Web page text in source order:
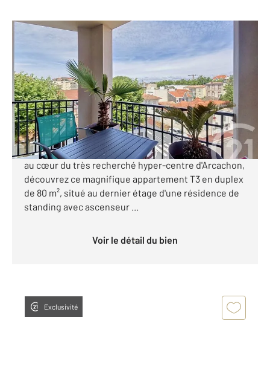
Ref : 859
Appartement T3 à vendre
692 000 €
[Appartement dernier étage avec terrasses - Hyper-
centre Arcachon - parking sécurisé] En exclusivité,
au cœur du très recherché hyper-centre d'Arcachon,
découvrez ce magnifique appartement T3 en duplex
de 80 m², situé au dernier étage d'une résidence de
standing avec ascenseur ...
Voir le détail du bien
Exclusivité